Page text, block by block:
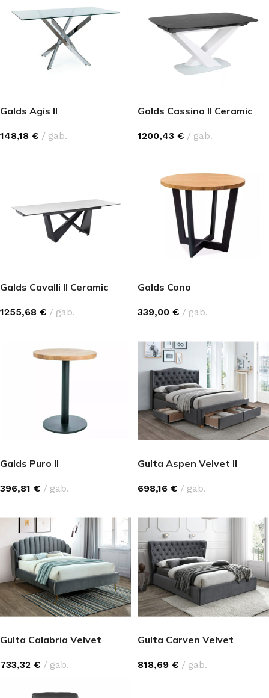
Galds Agis II
148,18 € gab.
Galds Cassino II Ceramic
1200,43 € gab.
Galds Cavalli II Ceramic
1255,68 € gab.
Galds Cono
339,00 € gab.
Galds Puro II
396,81 € gab.
Gulta Aspen Velvet II
698,16 € gab.
Gulta Calabria Velvet
733,32 € gab.
Gulta Carven Velvet
818,69 € gab.